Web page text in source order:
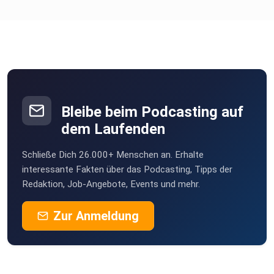
Hast du Fragen und Themenwünsche?
⁠⁠⁠⁠⁠⁠⁠⁠⁠⁠⁠⁠Chatte mit uns!⁠⁠⁠⁠⁠⁠⁠⁠⁠⁠⁠⁠
Bleibe beim Podcasting auf
dem Laufenden
Schließe Dich 26.000+ Menschen an. Erhalte
interessante Fakten über das Podcasting, Tipps der
Redaktion, Job-Angebote, Events und mehr.
Zur Anmeldung